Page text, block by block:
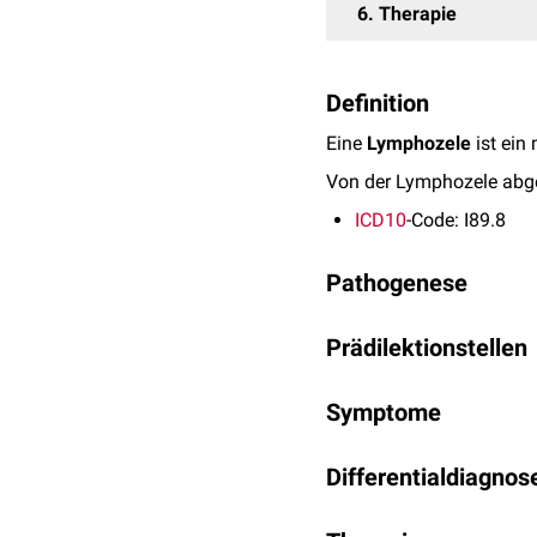
6 Therapie
Definition
Eine Lymphozele ist ein
Von der Lymphozele
ICD10-Code: I89.8
Pathogenese
verschlossen wurden.
Prädilektionstellen
Tumorentfernung
Symptome
Kompression